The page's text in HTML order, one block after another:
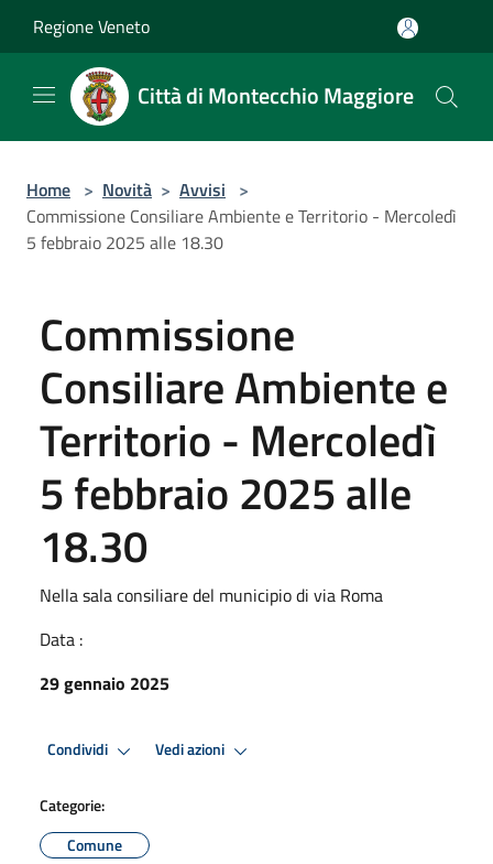
Regione Veneto
Città di Montecchio Maggiore
Home > Novità > Avvisi >
Commissione Consiliare Ambiente e Territorio - Mercoledì
5 febbraio 2025 alle 18.30
Commissione
Consiliare Ambiente e
Territorio - Mercoledì
5 febbraio 2025 alle
18.30
Nella sala consiliare del municipio di via Roma
Data :
29 gennaio 2025
Condividi Vedi azioni
Categorie:
Comune